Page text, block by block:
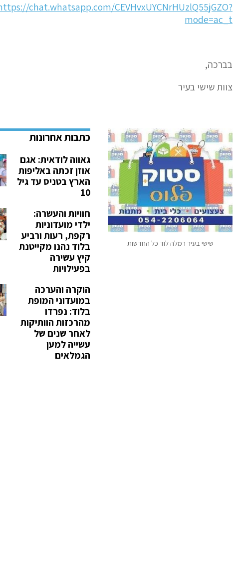
chat.whatsapp.com/CEVHvxUYCNrHUzlQ55jGZO?
mode=ac_t
בברכה,
צוות שישי בעיר
שישי בעיר רמלה לוד כל החדשות
גאווה לודאית: אגם
אוזן זכתה באליפות
הארץ בטניס עד גיל
10
חוויות והעשרה:
ילדי מועדוניות
רקפת, רעות ורביע
בלוד נהנו מקייטנת
קיץ עשירה
בפעילויות
הוקרה והערכה
במועדוני המופת
בלוד: נפרדו
מהרכזות הוותיקות
לאחר שנים של
עשייה למען
הגמלאים